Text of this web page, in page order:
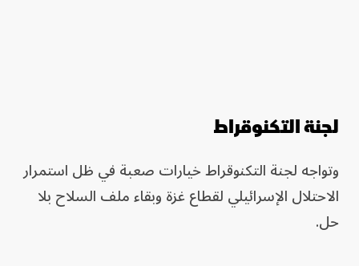
لجنة التكنوقراط
وتواجه لجنة التكنوقراط خيارات صعبة في ظل استمرار
الاحتلال الإسرائيلي لقطاع غزة وبقاء ملف السلاح بلا
حل.